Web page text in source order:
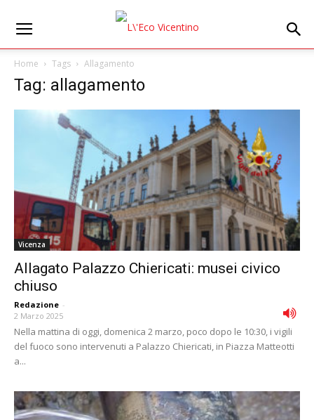
Home Tags Allagamento
Tag: allagamento
Vicenza
Allagato Palazzo Chiericati: musei civico
chiuso
Redazione -
2 Marzo 2025
Nella mattina di oggi, domenica 2 marzo, poco dopo le 10:30, i vigili
del fuoco sono intervenuti a Palazzo Chiericati, in Piazza Matteotti
a...